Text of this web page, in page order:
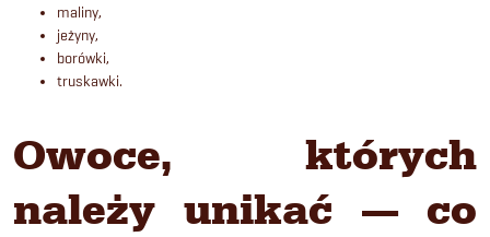
maliny,
jeżyny,
borówki,
truskawki.
Owoce, których
należy unikać — co